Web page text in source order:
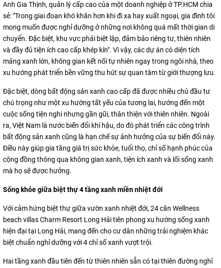
Anh Gia Thịnh, quản lý cấp cao của một doanh nghiệp ở TP.HCM chia
sẻ: "Trong giai đoạn khó khăn hơn khi đi xa hay xuất ngoại, gia đình tôi
mong muốn được nghỉ dưỡng ở những nơi không quá mất thời gian di
chuyển. Đặc biệt, khu vực phải biệt lập, đảm bảo riêng tư, thiên nhiên
và đầy đủ tiện ích cao cấp khép kín". Vì vậy, các dự án có diện tích
mảng xanh lớn, không gian kết nối tự nhiên ngay trong ngôi nhà, theo
xu hướng phát triển bền vững thu hút sự quan tâm từ giới thượng lưu.
Đặc biệt, dòng bất động sản xanh cao cấp đã được nhiều chủ đầu tư
chú trọng như một xu hướng tất yếu của tương lai, hướng đến một
cuộc sống tiện nghi nhưng gần gũi, thân thiện với thiên nhiên. Ngoài
ra, Việt Nam là nước biến đổi khí hậu, do đó phát triển các công trình
bất động sản xanh cũng là hạn chế sự ảnh hưởng của sự biến đổi này.
Điều này giúp gia tăng giá trị sức khỏe, tuổi thọ, chỉ số hạnh phúc của
cộng đồng thông qua không gian xanh, tiện ích xanh và lối sống xanh
mà họ sẽ được hưởng.
Sống khỏe giữa biệt thự 4 tầng xanh miền nhiệt đới
Với cảm hứng biệt thự giữa vườn xanh nhiệt đới, 24 căn Wellness
beach villas Charm Resort Long Hải tiên phong xu hướng sống xanh
hiện đại tại Long Hải, mang đến cho cư dân những trải nghiệm khác
biệt chuẩn nghỉ dưỡng với 4 chỉ số xanh vượt trội.
Hai tầng xanh đầu tiên đến từ thiên nhiên sẵn có tại thiên đường nghỉ